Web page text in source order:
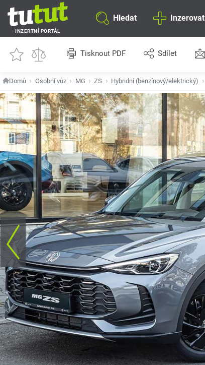
INZERTNÍ PORTÁL
Hledat Inzerovat
Tisknout PDF Sdílet
Domů Osobní vůz MG ZS Hybridní (benzínový/elektrický)